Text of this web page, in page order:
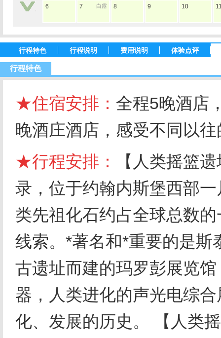
6 7 白露 8 9 10
行程特色 行程说明 费用说明 体验点评
行程特色
★住宿安排： 全程5晚酒店
晚酒庄酒店，感受不同以
★行程安排：
【人类摇篮
录，位于约翰内斯堡西部
类先祖化石约占全球总数
线索。*著名和*重要的是斯
古遗址而建的玛罗彭展览
器，人类进化的声光电综
化、发展的历史。 【人类